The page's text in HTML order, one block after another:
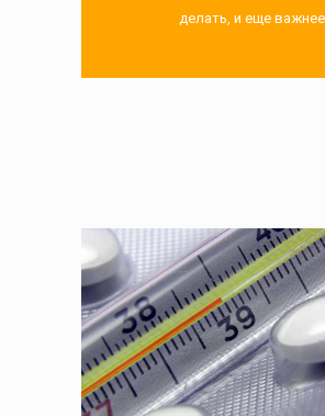
делать, и еще